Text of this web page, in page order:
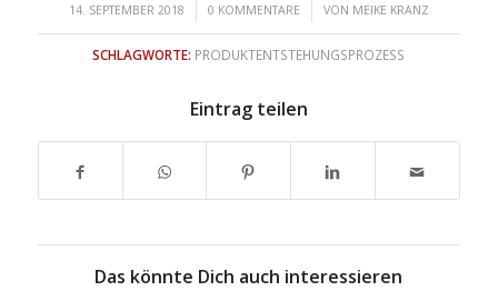
14. SEPTEMBER 2018
/ 0 KOMMENTARE
/ VON MEIKE KRANZ
SCHLAGWORTE: PRODUKTENTSTEHUNGSPROZESS
Eintrag teilen
Das könnte Dich auch interessieren